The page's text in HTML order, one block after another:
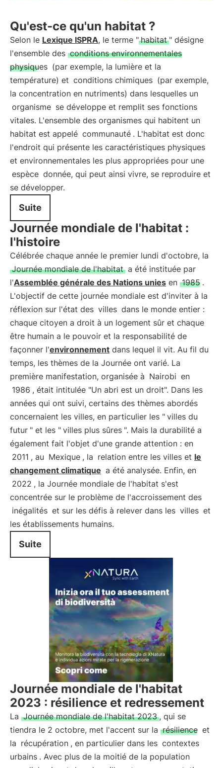
Qu'est-ce qu'un habitat ?
Selon le Lexique ISPRA, le terme " habitat " désigne
l'ensemble des conditions environnementales
physiques (par exemple, la lumière et la
température) et conditions chimiques (par exemple,
la concentration en nutriments) dans lesquelles un
organisme se développe et remplit ses fonctions
vitales. L'ensemble des organismes qui habitent un
habitat est appelé communauté . L'habitat est donc
l'endroit qui présente les caractéristiques physiques
et environnementales les plus appropriées pour une
espèce donnée, qui peut ainsi vivre, se reproduire et
se développer.
Suite
Journée mondiale de l'habitat :
l'histoire
Célébrée chaque année le premier lundi d'octobre, la
Journée mondiale de l'habitat a été instituée par
l'Assemblée générale des Nations unies en 1985 .
L'objectif de cette journée mondiale est d'inviter à la
réflexion sur l'état des villes dans le monde entier :
chaque citoyen a droit à un logement sûr et chaque
être humain a le pouvoir et la responsabilité de
façonner l'environnement dans lequel il vit. Au fil du
temps, les thèmes de la Journée ont varié. La
première manifestation, organisée à Nairobi en
1986 , était intitulée "Un abri est un droit". Dans les
années qui ont suivi, certains des thèmes abordés
concernaient les villes, en particulier les " villes du
futur " et les " villes plus sûres ". Mais la durabilité a
également fait l'objet d'une grande attention : en
2011 , au Mexique , la relation entre les villes et le
changement climatique a été analysée. Enfin, en
2022 , la Journée mondiale de l'habitat s'est
concentrée sur le problème de l'accroissement des
inégalités et sur les défis à relever dans les villes et
les établissements humains.
Suite
Journée mondiale de l'habitat
2023 : résilience et redressement
La Journée mondiale de l'habitat 2023 , qui se
tiendra le 2 octobre, met l'accent sur la résilience et
la récupération , en particulier dans les contextes
urbains . Avec plus de la moitié de la population